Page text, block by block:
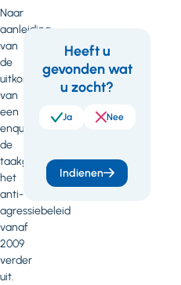
Naar
aanleiding
van
de
uitkomsten
van
een
enquete rolde
de
taakgroep
het
anti-
agressiebeleid
vanaf
2009
verder
uit.
Wil
meer
of
je
Feedback
Heeft u
gevonden wat
u zocht?
Ja Nee
Indienen